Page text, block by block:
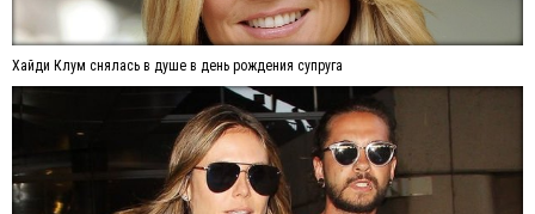
Хайди Клум снялась в душе в день рождения супруга